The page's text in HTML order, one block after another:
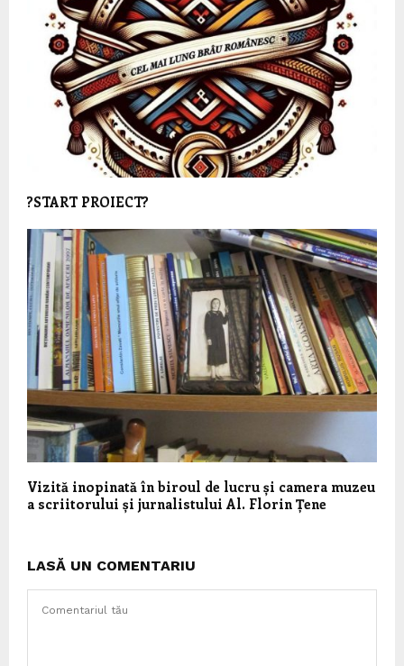
?START PROIECT?
Vizită inopinată în biroul de lucru și camera muzeu
a scriitorului și jurnalistului Al. Florin Țene
LASĂ UN COMENTARIU